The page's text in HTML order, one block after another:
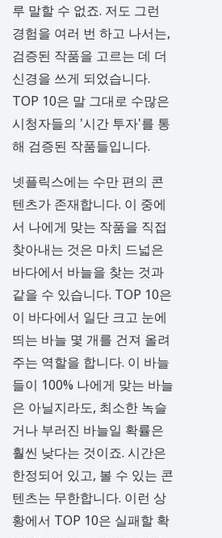
루 말할 수 없죠. 저도 그런
경험을 여러 번 하고 나서는,
검증된 작품을 고르는 데 더
신경을 쓰게 되었습니다.
TOP 10은 말 그대로 수많은
시청자들의 '시간 투자'를 통
해 검증된 작품들입니다.
넷플릭스에는 수만 편의 콘
텐츠가 존재합니다. 이 중에
서 나에게 맞는 작품을 직접
찾아내는 것은 마치 드넓은
바다에서 바늘을 찾는 것과
같을 수 있습니다. TOP 10은
이 바다에서 일단 크고 눈에
띄는 바늘 몇 개를 건져 올려
주는 역할을 합니다. 이 바늘
들이 100% 나에게 맞는 바늘
은 아닐지라도, 최소한 녹슬
거나 부러진 바늘일 확률은
훨씬 낮다는 것이죠. 시간은
한정되어 있고, 볼 수 있는 콘
텐츠는 무한합니다. 이런 상
황에서 TOP 10은 실패할 확